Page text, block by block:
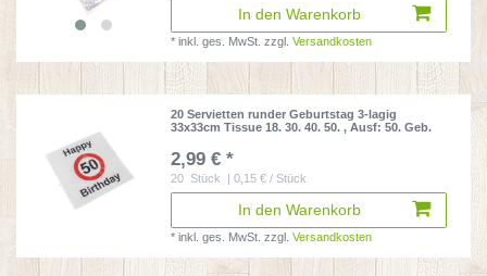
In den Warenkorb
*inkl. ges. MwSt. zzgl.Versandkosten
20 Servietten runder Geburtstag 3-lagig
33x33cm Tissue 18. 30. 40. 50., Ausf: 50. Geb.
2,99 € *
20 Stück | 0,15 € / Stück
In den Warenkorb
*inkl. ges. MwSt. zzgl.Versandkosten